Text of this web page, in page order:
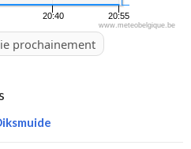
20:40 20:55
www.meteobelgique.be
prochainement